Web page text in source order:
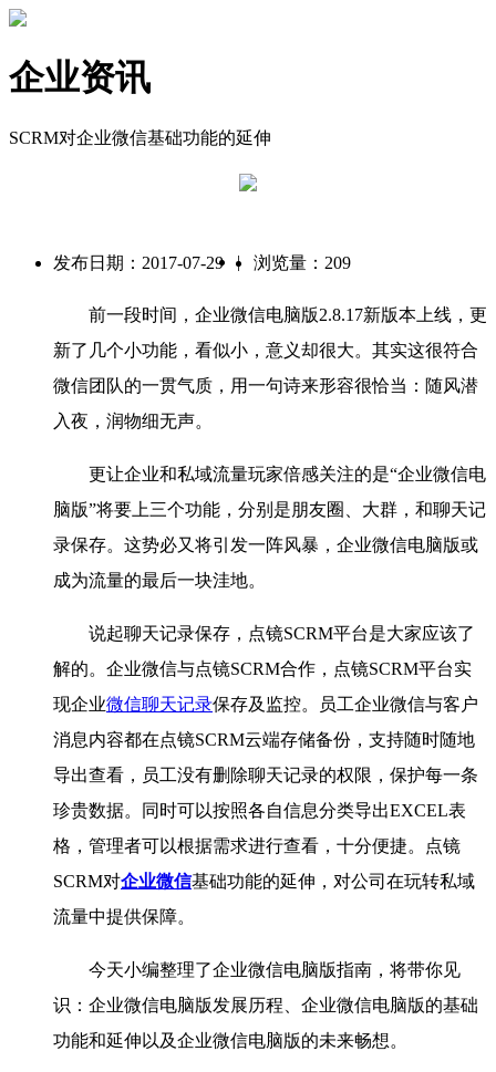
企业资讯
SCRM对企业微信基础功能的延伸
发布日期：2017-07-29 | 浏览量：209
前一段时间，企业微信电脑版2.8.17新版本上线，更
新了几个小功能，看似小，意义却很大。其实这很符合
微信团队的一贯气质，用一句诗来形容很恰当：随风潜
入夜，润物细无声。
更让企业和私域流量玩家倍感关注的是“企业微信电
脑版”将要上三个功能，分别是朋友圈、大群，和聊天记
录保存。这势必又将引发一阵风暴，企业微信电脑版或
成为流量的最后一块洼地。
说起聊天记录保存，点镜SCRM平台是大家应该了
解的。企业微信与点镜SCRM合作，点镜SCRM平台实
现企业微信聊天记录保存及监控。员工企业微信与客户
消息内容都在点镜SCRM云端存储备份，支持随时随地
导出查看，员工没有删除聊天记录的权限，保护每一条
珍贵数据。同时可以按照各自信息分类导出EXCEL表
格，管理者可以根据需求进行查看，十分便捷。点镜
SCRM对企业微信基础功能的延伸，对公司在玩转私域
流量中提供保障。
今天小编整理了企业微信电脑版指南，将带你见
识：企业微信电脑版发展历程、企业微信电脑版的基础
功能和延伸以及企业微信电脑版的未来畅想。